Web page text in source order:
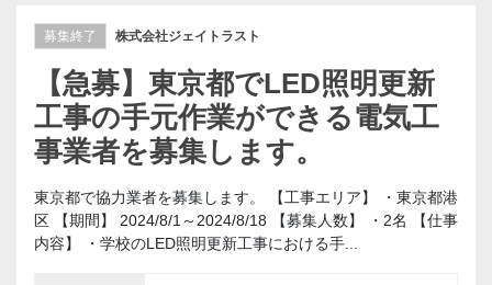
募集終了 株式会社ジェイトラスト
【急募】東京都でLED照明更新
工事の手元作業ができる電気工
事業者を募集します。
東京都で協力業者を募集します。 【工事エリア】 ・東京都港
区 【期間】 2024/8/1～2024/8/18 【募集人数】 ・2名 【仕事
内容】 ・学校のLED照明更新工事における手...